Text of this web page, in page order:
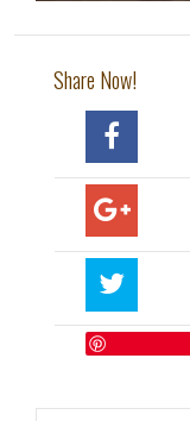
Share Now!